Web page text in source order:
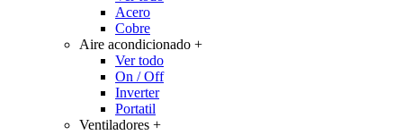
Acero
Cobre
Aire acondicionado +
Ver todo
On / Off
Inverter
Portatil
Ventiladores +